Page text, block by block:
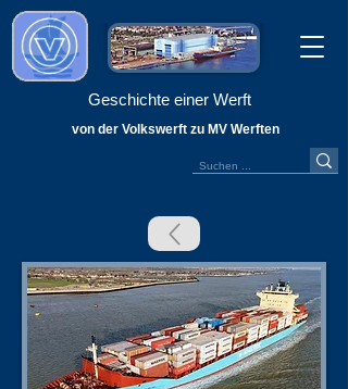
Geschichte einer Werft
von der Volkswerft zu MV Werften